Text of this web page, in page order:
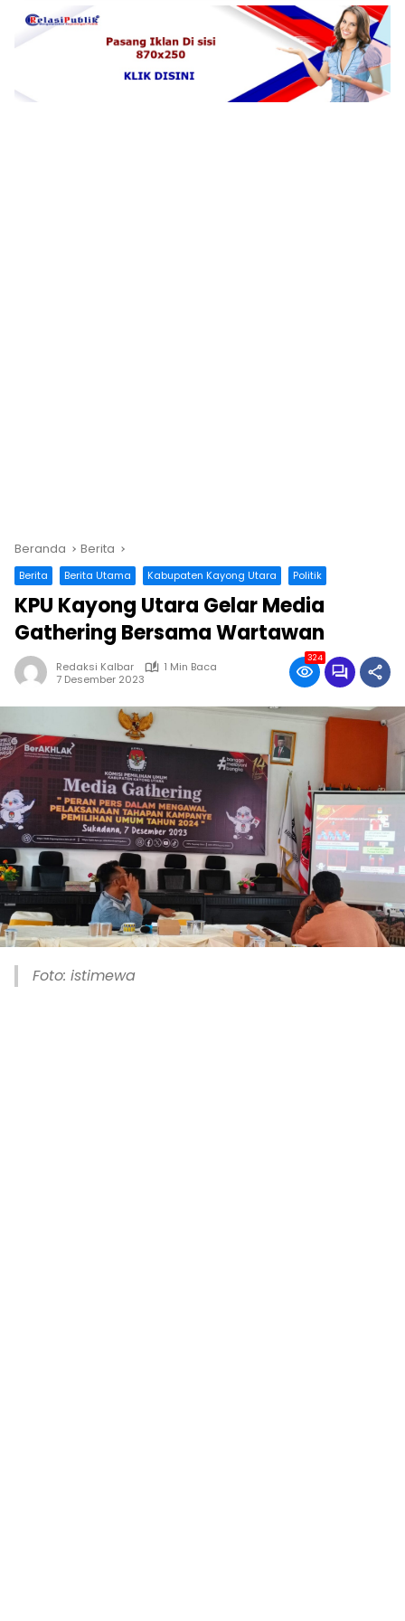
Beranda Berita
Berita Berita Utama Kabupaten Kayong Utara Politik
KPU Kayong Utara Gelar Media
Gathering Bersama Wartawan
Redaksi Kalbar
1 Min Baca
7 Desember 2023
324
Foto: istimewa